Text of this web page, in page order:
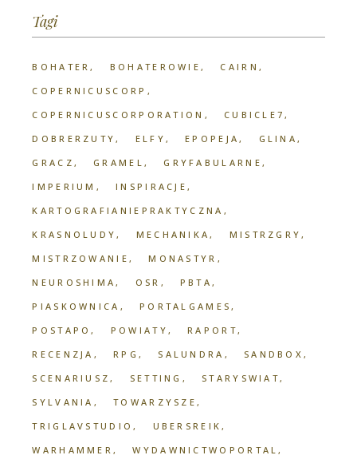
Tagi
BOHATER BOHATEROWIE
CAIRN
COPERNICUSCORP
COPERNICUSCORPORATION
CUBICLE7
DOBRERZUTY
ELFY EPOPEJA
GLINA
GRACZ
GRAMEL
GRYFABULARNE
IMPERIUM
INSPIRACJE
KARTOGRAFIANIEPRAKTYCZNA
KRASNOLUDY
MECHANIKA
MISTRZGRY
MISTRZOWANIE
MONASTYR
NEUROSHIMA
OSR
PBTA
PIASKOWNICA
PORTALGAMES
POSTAPO
POWIATY
RAPORT
RECENZJA
RPG SALUNDRA
SANDBOX
SCENARIUSZ
SETTING
STARYSWIAT
SYLVANIA
TOWARZYSZE
TRIGLAVSTUDIO
UBERSREIK
WARHAMMER
WYDAWNICTWOPORTAL